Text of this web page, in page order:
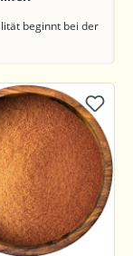
beginnt bei der